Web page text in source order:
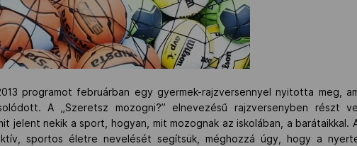
programot februárban egy gyermek-rajzversennyel nyitotta meg,
A „Szeretsz mozogni?” elnevezésű rajzversenyben részt
jelent nekik a sport, hogyan, mit mozognak az iskolában, a barátaikkal.
sportos életre nevelését segítsük, méghozzá úgy, hogy a